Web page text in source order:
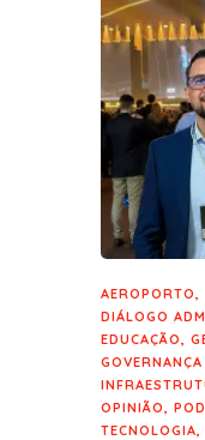
AEROPORTO,
DIÁLOGO
EDUCAÇÃO,
OPINIÃO,
TECNOLOGIA,